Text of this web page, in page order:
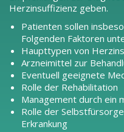
Herzinsuffizienz geben.
Patienten sollen
Folgenden Faktoren
Haupttypen von
Arzneimittel zur
Eventuell geeignete
Rolle der Rehabilitation
Management durch ein
Rolle der
Erkrankung